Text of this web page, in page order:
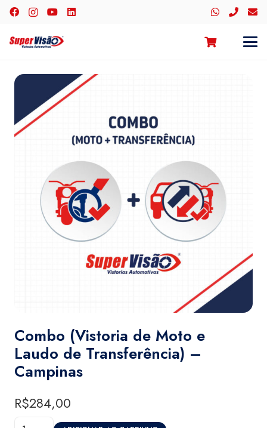
Combo (Vistoria de Moto e
Laudo de Transferência) –
Campinas
R$284,00
Combo